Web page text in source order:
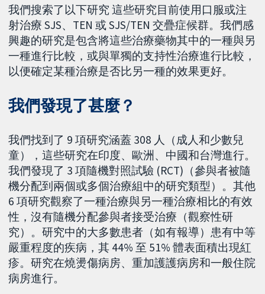
我們搜索了以下研究 這些研究目前使用口服或注
射治療 SJS、TEN 或 SJS/TEN 交疊症候群。我們感
興趣的研究是包含將這些治療藥物其中的一種與另
一種進行比較，或與單獨的支持性治療進行比較，
以便確定某種治療是否比另一種的效果更好。
我們發現了甚麼？
我們找到了 9 項研究涵蓋 308 人（成人和少數兒
童），這些研究在印度、歐洲、中國和台灣進行。
我們發現了 3 項隨機對照試驗 (RCT)（參與者被隨
機分配到兩個或多個治療組中的研究類型）。其他
6 項研究觀察了一種治療與另一種治療相比的有效
性，沒有隨機分配參與者接受治療（觀察性研
究）。研究中的大多數患者（如有報導）患有中等
嚴重程度的疾病，其 44% 至 51% 體表面積出現紅
疹。研究在燒燙傷病房、重加護護病房和一般住院
病房進行。